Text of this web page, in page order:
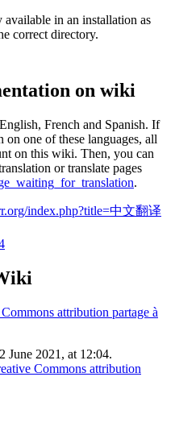
in an installation as
correct directory.
on wiki
French and Spanish. If
one of these languages, all
on this wiki. Then, you can
or translate pages
.
index.php?title=中文翻译
attribution partage à
June 2021, at 12:04.
Commons attribution